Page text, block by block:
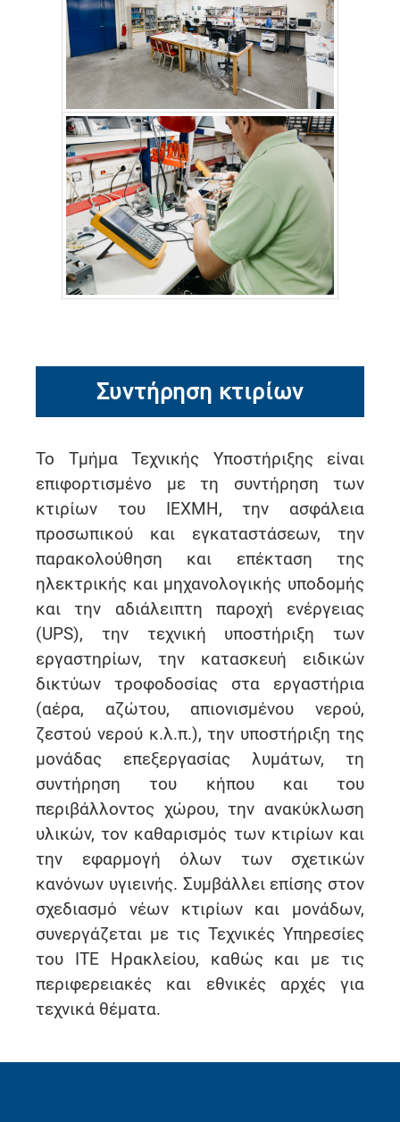
Συντήρηση κτιρίων
Το Τμήμα Τεχνικής Υποστήριξης είναι
επιφορτισμένο με τη συντήρηση των
κτιρίων του ΙΕΧΜΗ, την ασφάλεια
προσωπικού και εγκαταστάσεων, την
παρακολούθηση και επέκταση της
ηλεκτρικής και μηχανολογικής υποδομής
και την αδιάλειπτη παροχή ενέργειας
(UPS), την τεχνική υποστήριξη των
εργαστηρίων, την κατασκευή ειδικών
δικτύων τροφοδοσίας στα εργαστήρια
(αέρα, αζώτου, απιονισμένου νερού,
ζεστού νερού κ.λ.π.), την υποστήριξη της
μονάδας επεξεργασίας λυμάτων, τη
συντήρηση του κήπου και του
περιβάλλοντος χώρου, την ανακύκλωση
υλικών, τον καθαρισμός των κτιρίων και
την εφαρμογή όλων των σχετικών
κανόνων υγιεινής. Συμβάλλει επίσης στον
σχεδιασμό νέων κτιρίων και μονάδων,
συνεργάζεται με τις Τεχνικές Υπηρεσίες
του ΙΤΕ Ηρακλείου, καθώς και με τις
περιφερειακές και εθνικές αρχές για
τεχνικά θέματα.